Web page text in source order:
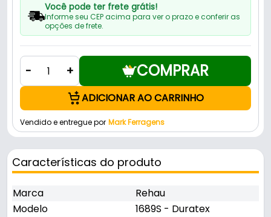
Você pode ter frete grátis!
Informe seu CEP acima para ver o prazo e conferir as
opções de frete.
- + COMPRAR
ADICIONAR AO CARRINHO
Vendido e entregue por Mark Ferragens
Características do produto
Marca
Rehau
Modelo
1689S - Duratex